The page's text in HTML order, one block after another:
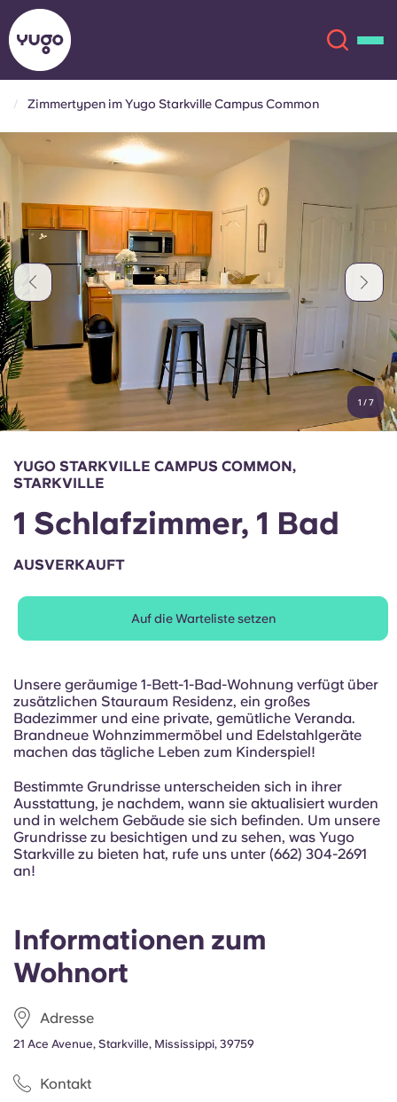
Über uns
Mehr
Konto Sprache
English (GB)
Italian
French
Portuguese
Wähle ein Land aus
Wähle eine Unterkunft aus
Anmelden
Jetzt buchen
English (GB)
Chinese Español
Català Deutsch
Italian French
Portuguese
Zimmertypen im Yugo Starkville Campus Common
1 /7
Informationen zum
Wohnort
Adresse
21 Ace Avenue, Starkville, Mississippi, 39759
Kontakt
YUGO STARKVILLE CAMPUS COMMON,
STARKVILLE
1 Schlafzimmer, 1 Bad
AUSVERKAUFT
Auf die Warteliste setzen
Unsere geräumige 1-Bett-1-Bad-Wohnung verfügt über
zusätzlichen Stauraum Residenz, ein großes
Badezimmer und eine private, gemütliche Veranda.
Brandneue Wohnzimmermöbel und Edelstahlgeräte
machen das tägliche Leben zum Kinderspiel!
Bestimmte Grundrisse unterscheiden sich in ihrer
Ausstattung, je nachdem, wann sie aktualisiert wurden
und in welchem Gebäude sie sich befinden. Um unsere
Grundrisse zu besichtigen und zu sehen, was Yugo
Starkville zu bieten hat, rufe uns unter (662) 304-2691
an!